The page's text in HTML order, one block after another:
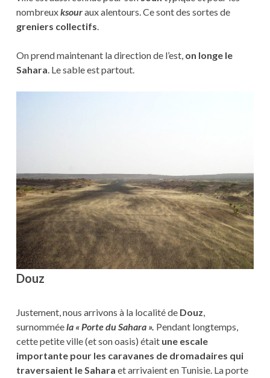
nombreuxksouraux alentours. Ce sont des sortes de
greniers collectifs
On prend maintenant la direction de l’est, on longe le
Sahara . Le sable est partout.
Douz
Justement, nous arrivons à la localité de Douz,
surnomméela « Porte du Sahara ». Pendant longtemps,
cette petite ville (et son oasis) était une escale
importante pour les caravanes de dromadaires qui
traversaient le Sahara et arrivaient en Tunisie. La porte